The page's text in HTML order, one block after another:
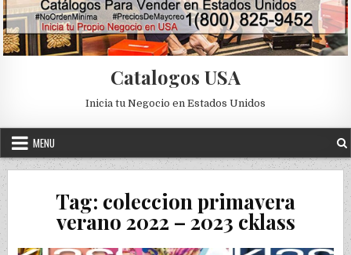
Catalogos USA
Inicia tu Negocio en Estados Unidos
MENU
Tag: coleccion primavera
verano 2022 – 2023 cklass